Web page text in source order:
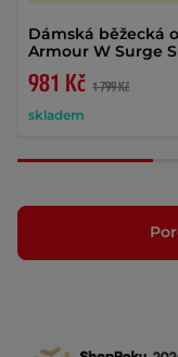
Dámská běžecká
Armour W Surge
981 Kč 1 799 Kč
skladem